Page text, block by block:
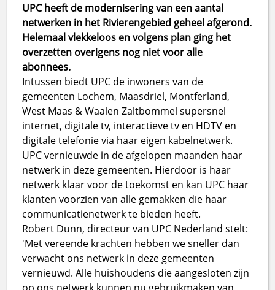
UPC heeft de modernisering van een aantal
netwerken in het Rivierengebied geheel afgerond.
Helemaal vlekkeloos en volgens plan ging het
overzetten overigens nog niet voor alle
abonnees.
Intussen biedt UPC de inwoners van de
gemeenten Lochem, Maasdriel, Montferland,
West Maas & Waalen Zaltbommel supersnel
internet, digitale tv, interactieve tv en HDTV en
digitale telefonie via haar eigen kabelnetwerk.
UPC vernieuwde in de afgelopen maanden haar
netwerk in deze gemeenten. Hierdoor is haar
netwerk klaar voor de toekomst en kan UPC haar
klanten voorzien van alle gemakken die haar
communicatienetwerk te bieden heeft.
Robert Dunn, directeur van UPC Nederland stelt:
'Met vereende krachten hebben we sneller dan
verwacht ons netwerk in deze gemeenten
vernieuwd. Alle huishoudens die aangesloten zijn
op ons netwerk kunnen nu gebruikmaken van